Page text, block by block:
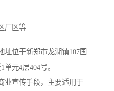
厂区等
址位于新郑市龙湖镇107国
元4层404号。
业宣传手段，主要适用于